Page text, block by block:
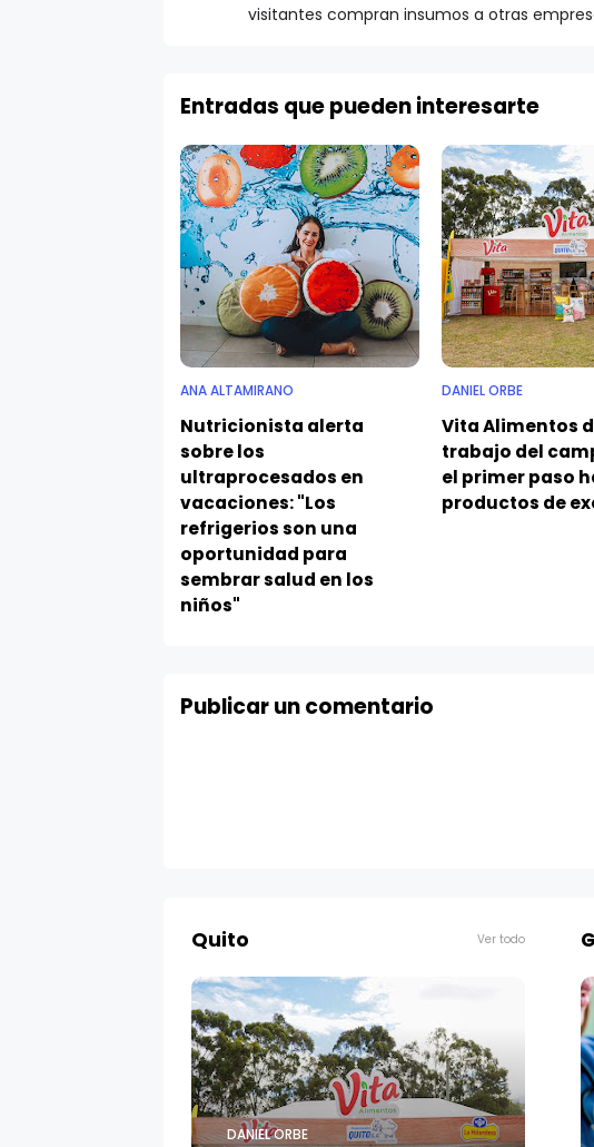
visitantes compran insumos a otras
Entradas que pueden interesarte
ANA ALTAMIRANO
Nutricionista alerta
sobre los
ultraprocesados en
vacaciones: "Los
refrigerios son una
oportunidad para
sembrar salud en los
niños"
DANIEL ORBE
Vita Alimentos
trabajo del
el primer paso
productos de
Publicar un comentario
Quito Ver todo
DANIEL ORBE